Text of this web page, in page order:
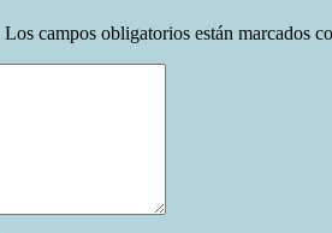
Los campos obligatorios están marcados